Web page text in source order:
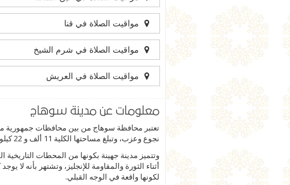
مواقيت الصلاة في قنا
مواقيت الصلاة في شرم الشيخ
مواقيت الصلاة في العريش
معلومات عن مدينة سوهاج
نجوع وعزب، وتبلغ مساحتها الكلية 11 ألف و 22 كيلو متراً مربعاً وتمثل نسبة المساحة التي يتواجد عليها السكان 14.5 بالمائة من مجموع المحافظة أي 1593 كيلو متراً مربعاً.
وتتميز مدينة جهينة بكونها من المحطات
أثناء الثورة والمقاومة للإنجليز، وتشتهر
لكونها واقعة في الوجه القبلي.